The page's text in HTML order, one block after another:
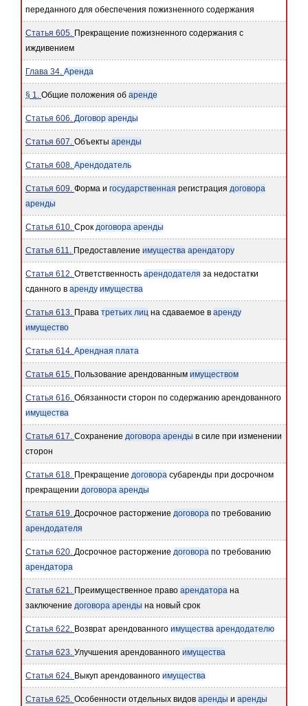
переданного для обеспечения пожизненного содержания
Статья 605. Прекращение пожизненного содержания с
иждивением
Глава 34. Аренда
§ 1. Общие положения об аренде
Статья 606. Договор аренды
Статья 607. Объекты аренды
Статья 608. Арендодатель
Статья 609. Форма и государственная регистрация договора
аренды
Статья 610. Срок договора аренды
Статья 611. Предоставление имущества арендатору
Статья 612. Ответственность арендодателя за недостатки
сданного в аренду имущества
Статья 613. Права третьих лиц на сдаваемое в аренду
имущество
Статья 614. Арендная плата
Статья 615. Пользование арендованным имуществом
Статья 616. Обязанности сторон по содержанию арендованного
имущества
Статья 617. Сохранение договора аренды в силе при изменении
сторон
Статья 618. Прекращение договора субаренды при досрочном
прекращении договора аренды
Статья 619. Досрочное расторжение договора по требованию
арендодателя
Статья 620. Досрочное расторжение договора по требованию
арендатора
Статья 621. Преимущественное право арендатора на
заключение договора аренды на новый срок
Статья 622. Возврат арендованного имущества арендодателю
Статья 623. Улучшения арендованного имущества
Статья 624. Выкуп арендованного имущества
Статья 625. Особенности отдельных видов аренды и аренды